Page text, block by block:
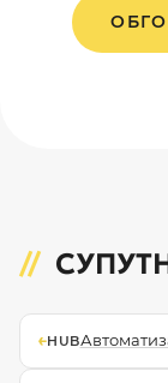
←HUB